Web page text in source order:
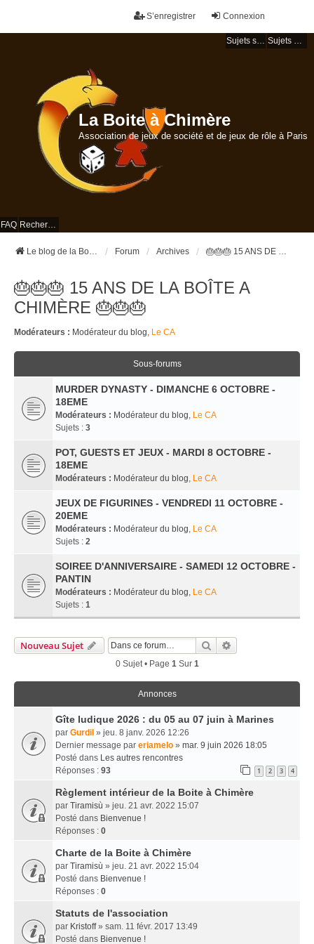
Connexion
S’enregistrer
Sujets sans réponse Sujets actifs
La Boite à Chimère
Association de jeux de société et de jeux de rôle à Paris
FAQ Rechercher
Le blog de la Boite à Chimère Forum Archives 🎂🎂🎂 15 ANS DE LA BOÎTE A CHIMÈRE 🎂🎂🎂
🎂🎂🎂 15 ANS DE LA BOÎTE A
CHIMÈRE 🎂🎂🎂
Modérateurs : Modérateur du blog, Le CA
Sous-forums
MURDER DYNASTY - DIMANCHE 6 OCTOBRE -
18EME
Modérateurs : Modérateur du blog, Le CA
Sujets : 3
POT, GUESTS ET JEUX - MARDI 8 OCTOBRE -
18EME
Modérateurs : Modérateur du blog, Le CA
JEUX DE FIGURINES - VENDREDI 11 OCTOBRE -
20EME
Modérateurs : Modérateur du blog, Le CA
Sujets : 2
SOIREE D'ANNIVERSAIRE - SAMEDI 12 OCTOBRE -
PANTIN
Modérateurs : Modérateur du blog, Le CA
Sujets : 1
Nouveau Sujet Rechercher
0 Sujet • Page 1Sur 1
Annonces
Gîte ludique 2026 : du 05 au 07 juin à Marines
par Gurdil » jeu. 8 janv. 2026 12:26
Dernier message par eriamelo » mar. 9 juin 2026 18:05
Posté dans Les autres rencontres
Réponses : 93 1 2 3 4
Règlement intérieur de la Boite à Chimère
par Tiramisù » jeu. 21 avr. 2022 15:07
Posté dans Bienvenue !
Réponses : 0
Charte de la Boite à Chimère
par Tiramisù » jeu. 21 avr. 2022 15:04
Posté dans Bienvenue !
Réponses : 0
Statuts de l'association
par Kristoff» sam. 11 févr. 2017 13:49
Posté dans Bienvenue !